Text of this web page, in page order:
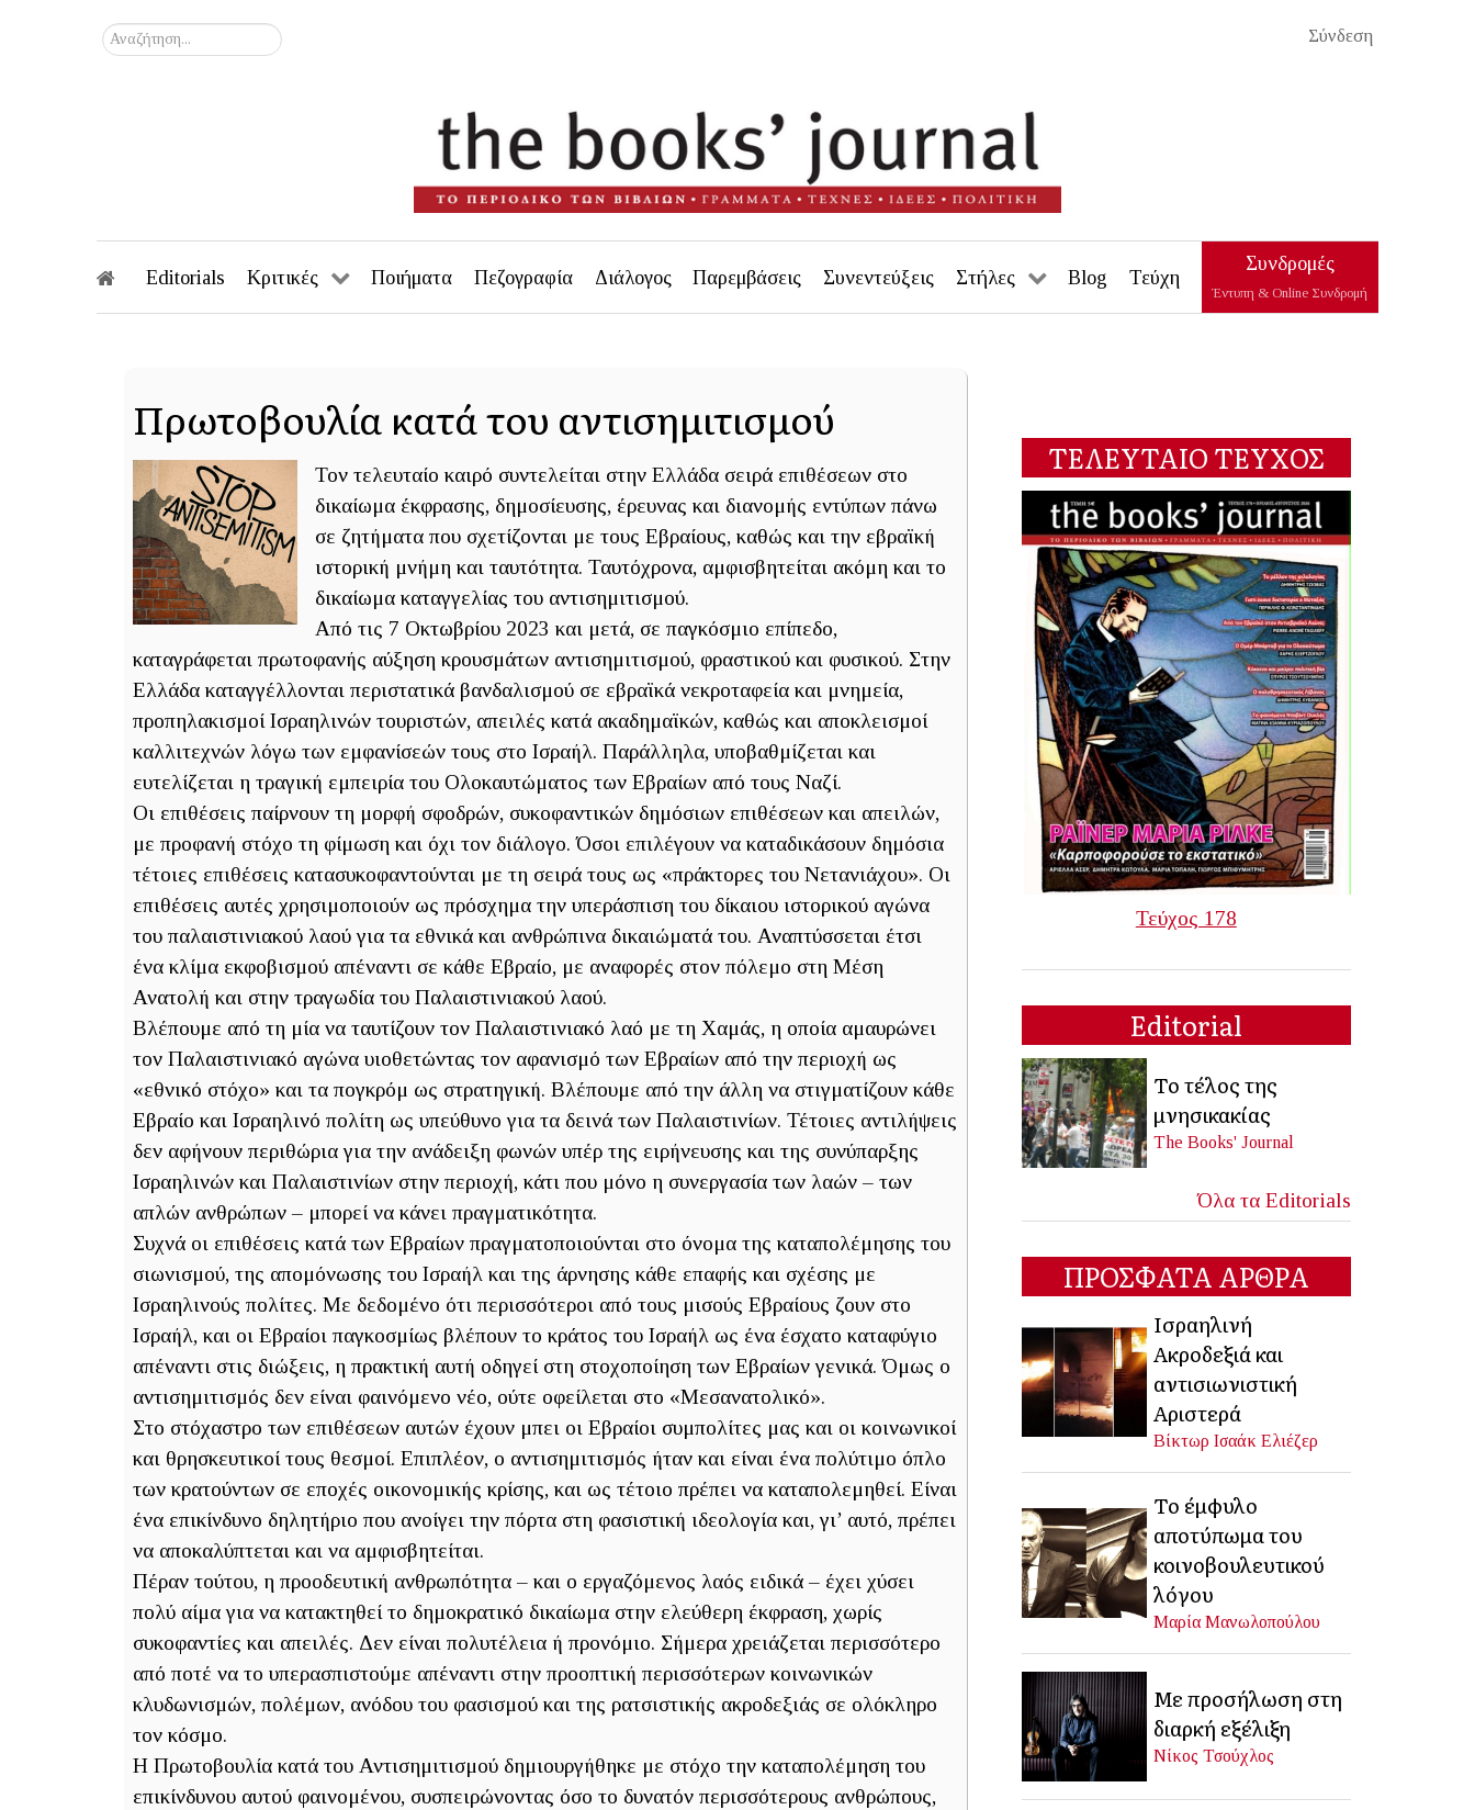
Σύνδεση
Αναζήτηση...
Editorials Κριτικές Ποιήματα Πεζογραφία Διάλογος Παρεμβάσεις Συνεντεύξεις Στήλες Blog Τεύχη
Συνδρομές
Έντυπη & Online Συνδρομή
Πρωτοβουλία κατά του αντισημιτισμού
Τον τελευταίο καιρό συντελείται στην Ελλάδα σειρά επιθέσεων στο
δικαίωμα έκφρασης, δημοσίευσης, έρευνας και διανομής εντύπων πάνω
σε ζητήματα που σχετίζονται με τους Εβραίους, καθώς και την εβραϊκή
ιστορική μνήμη και ταυτότητα. Ταυτόχρονα, αμφισβητείται ακόμη και το
δικαίωμα καταγγελίας του αντισημιτισμού.
Από τις 7 Οκτωβρίου 2023 και μετά, σε παγκόσμιο επίπεδο,
καταγράφεται πρωτοφανής αύξηση κρουσμάτων αντισημιτισμού, φραστικού και φυσικού. Στην
Ελλάδα καταγγέλλονται περιστατικά βανδαλισμού σε εβραϊκά νεκροταφεία και μνημεία,
προπηλακισμοί Ισραηλινών τουριστών, απειλές κατά ακαδημαϊκών, καθώς και αποκλεισμοί
καλλιτεχνών λόγω των εμφανίσεών τους στο Ισραήλ. Παράλληλα, υποβαθμίζεται και
ευτελίζεται η τραγική εμπειρία του Ολοκαυτώματος των Εβραίων από τους Ναζί.
Οι επιθέσεις παίρνουν τη μορφή σφοδρών, συκοφαντικών δημόσιων επιθέσεων και απειλών,
με προφανή στόχο τη φίμωση και όχι τον διάλογο. Όσοι επιλέγουν να καταδικάσουν δημόσια
τέτοιες επιθέσεις κατασυκοφαντούνται με τη σειρά τους ως «πράκτορες του Νετανιάχου». Οι
επιθέσεις αυτές χρησιμοποιούν ως πρόσχημα την υπεράσπιση του δίκαιου ιστορικού αγώνα
του παλαιστινιακού λαού για τα εθνικά και ανθρώπινα δικαιώματά του. Αναπτύσσεται έτσι
ένα κλίμα εκφοβισμού απέναντι σε κάθε Εβραίο, με αναφορές στον πόλεμο στη Μέση
Ανατολή και στην τραγωδία του Παλαιστινιακού λαού.
Βλέπουμε από τη μία να ταυτίζουν τον Παλαιστινιακό λαό με τη Χαμάς, η οποία αμαυρώνει
τον Παλαιστινιακό αγώνα υιοθετώντας τον αφανισμό των Εβραίων από την περιοχή ως
«εθνικό στόχο» και τα πογκρόμ ως στρατηγική. Βλέπουμε από την άλλη να στιγματίζουν κάθε
Εβραίο και Ισραηλινό πολίτη ως υπεύθυνο για τα δεινά των Παλαιστινίων. Τέτοιες αντιλήψεις
δεν αφήνουν περιθώρια για την ανάδειξη φωνών υπέρ της ειρήνευσης και της συνύπαρξης
Ισραηλινών και Παλαιστινίων στην περιοχή, κάτι που μόνο η συνεργασία των λαών – των
απλών ανθρώπων – μπορεί να κάνει πραγματικότητα.
Συχνά οι επιθέσεις κατά των Εβραίων πραγματοποιούνται στο όνομα της καταπολέμησης του
σιωνισμού, της απομόνωσης του Ισραήλ και της άρνησης κάθε επαφής και σχέσης με
Ισραηλινούς πολίτες. Με δεδομένο ότι περισσότεροι από τους μισούς Εβραίους ζουν στο
Ισραήλ, και οι Εβραίοι παγκοσμίως βλέπουν το κράτος του Ισραήλ ως ένα έσχατο καταφύγιο
απέναντι στις διώξεις, η πρακτική αυτή οδηγεί στη στοχοποίηση των Εβραίων γενικά. Όμως ο
αντισημιτισμός δεν είναι φαινόμενο νέο, ούτε οφείλεται στο «Μεσανατολικό».
Στο στόχαστρο των επιθέσεων αυτών έχουν μπει οι Εβραίοι συμπολίτες μας και οι κοινωνικοί
και θρησκευτικοί τους θεσμοί. Επιπλέον, ο αντισημιτισμός ήταν και είναι ένα πολύτιμο όπλο
των κρατούντων σε εποχές οικονομικής κρίσης, και ως τέτοιο πρέπει να καταπολεμηθεί. Είναι
ένα επικίνδυνο δηλητήριο που ανοίγει την πόρτα στη φασιστική ιδεολογία και, γι’ αυτό, πρέπει
να αποκαλύπτεται και να αμφισβητείται.
Πέραν τούτου, η προοδευτική ανθρωπότητα – και ο εργαζόμενος λαός ειδικά – έχει χύσει
πολύ αίμα για να κατακτηθεί το δημοκρατικό δικαίωμα στην ελεύθερη έκφραση, χωρίς
συκοφαντίες και απειλές. Δεν είναι πολυτέλεια ή προνόμιο. Σήμερα χρειάζεται περισσότερο
από ποτέ να το υπερασπιστούμε απέναντι στην προοπτική περισσότερων κοινωνικών
κλυδωνισμών, πολέμων, ανόδου του φασισμού και της ρατσιστικής ακροδεξιάς σε ολόκληρο
τον κόσμο.
Η Πρωτοβουλία κατά του Αντισημιτισμού δημιουργήθηκε με στόχο την καταπολέμηση του
επικίνδυνου αυτού φαινομένου, συσπειρώνοντας όσο το δυνατόν περισσότερους ανθρώπους,
ΤΕΛΕΥΤΑΙΟ ΤΕΥΧΟΣ
Τεύχος 178
Editorial
Το τέλος της
μνησικακίας
The Books' Journal
Όλα τα Editorials
ΠΡΟΣΦΑΤΑ ΑΡΘΡΑ
Ισραηλινή
Ακροδεξιά και
αντισιωνιστική
Αριστερά
Βίκτωρ Ισαάκ Ελιέζερ
Το έμφυλο
αποτύπωμα του
κοινοβουλευτικού
λόγου
Μαρία Μανωλοπούλου
Με προσήλωση στη
διαρκή εξέλιξη
Νίκος Τσούχλος